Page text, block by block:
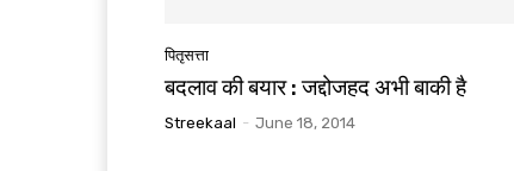
पितृसत्ता
बदलाव की बयार : जद्दोजहद अभी बाकी है
Streekaal - June 18, 2014